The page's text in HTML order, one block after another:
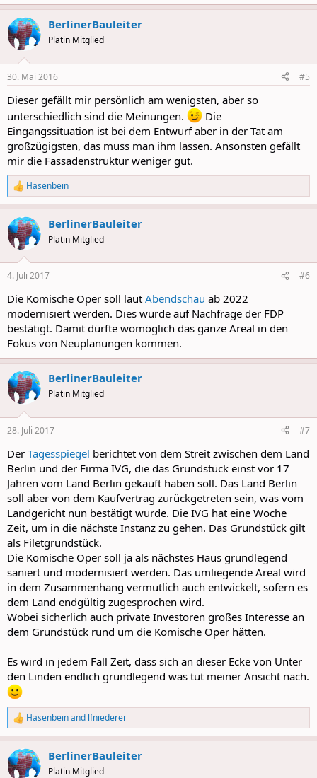
BerlinerBauleiter
Platin Mitglied
30. Mai 2016 #5
Dieser gefällt mir persönlich am wenigsten, aber so
unterschiedlich sind die Meinungen.
Die
Eingangssituation ist bei dem Entwurf aber in der Tat am
großzügigsten, das muss man ihm lassen. Ansonsten gefällt
mir die Fassadenstruktur weniger gut.
R
e
a
c
t
i
s
Hasenbein
BerlinerBauleiter
Platin Mitglied
4. Juli 2017 #6
Die Komische Oper soll laut Abendschau ab 2022
modernisiert werden. Dies wurde auf Nachfrage der FDP
bestätigt. Damit dürfte womöglich das ganze Areal in den
Fokus von Neuplanungen kommen.
BerlinerBauleiter
Platin Mitglied
28. Juli 2017 #7
Der Tagesspiegel berichtet von dem Streit zwischen dem Land
Berlin und der Firma IVG, die das Grundstück einst vor 17
Jahren vom Land Berlin gekauft haben soll. Das Land Berlin
soll aber von dem Kaufvertrag zurückgetreten sein, was vom
Landgericht nun bestätigt wurde. Die IVG hat eine Woche
Zeit, um in die nächste Instanz zu gehen. Das Grundstück gilt
als Filetgrundstück.
Die Komische Oper soll ja als nächstes Haus grundlegend
saniert und modernisiert werden. Das umliegende Areal wird
in dem Zusammenhang vermutlich auch entwickelt, sofern es
dem Land endgültig zugesprochen wird.
Wobei sicherlich auch private Investoren großes Interesse an
dem Grundstück rund um die Komische Oper hätten.
Es wird in jedem Fall Zeit, dass sich an dieser Ecke von Unter
den Linden endlich grundlegend was tut meiner Ansicht nach.
R
e
a
c
t
Hasenbeinand lfniederer
BerlinerBauleiter
Platin Mitglied